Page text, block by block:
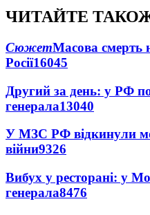
ЧИТАЙТЕ
СюжетМасова смерть
Росії16045
Другий за день: у РФ
генерала13040
У МЗС РФ відкинули
війни9326
Вибух у ресторані: у
генерала8476